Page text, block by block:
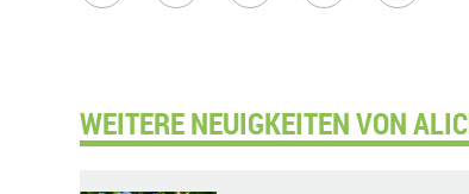
WEITERE NEUIGKEITEN VON